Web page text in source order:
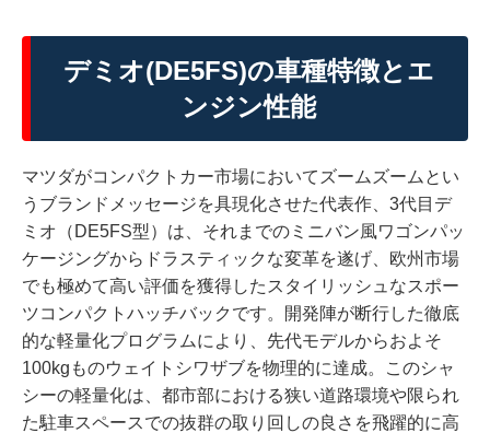
デミオ(DE5FS)の車種特徴とエ
ンジン性能
マツダがコンパクトカー市場においてズームズームとい
うブランドメッセージを具現化させた代表作、3代目デ
ミオ（DE5FS型）は、それまでのミニバン風ワゴンパッ
ケージングからドラスティックな変革を遂げ、欧州市場
でも極めて高い評価を獲得したスタイリッシュなスポー
ツコンパクトハッチバックです。開発陣が断行した徹底
的な軽量化プログラムにより、先代モデルからおよそ
100kgものウェイトシワザブを物理的に達成。このシャ
シーの軽量化は、都市部における狭い道路環境や限られ
た駐車スペースでの抜群の取り回しの良さを飛躍的に高